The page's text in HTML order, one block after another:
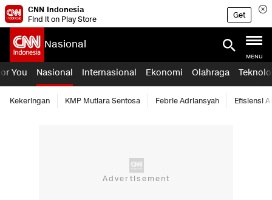
CNN Indonesia
Find it on Play Store
Get
Nasional
MENU
You Nasional Internasional Ekonomi Olahraga
Kekeringan KMP Mutiara Sentosa Febrie Adriansyah Efisiensi